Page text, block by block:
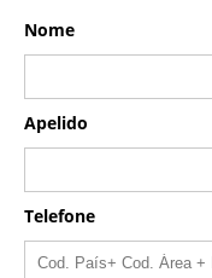
Nome
Apelido
Telefone